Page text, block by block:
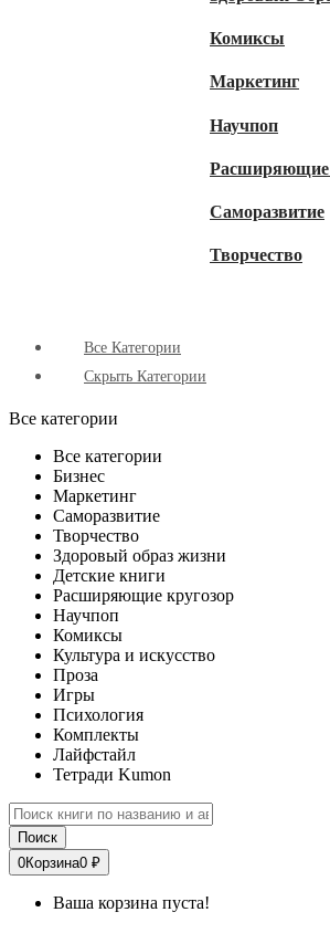
Комиксы
Маркетинг
Научпоп
Расширяющие
Cаморазвитие
Творчество
Все Категории
Скрыть Категории
Все категории
Все категории
Бизнес
Маркетинг
Саморазвитие
Творчество
Здоровый образ жизни
Детские книги
Расширяющие кругозор
Научпоп
Комиксы
Культура и искусство
Проза
Игры
Психология
Комплекты
Лайфстайл
Тетради Kumon
Поиск
0Корзина0 ₽
Ваша корзина пуста!